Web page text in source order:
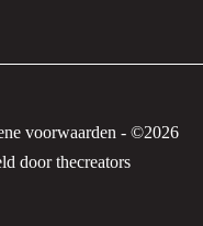
voorwaarden - ©2026
door thecreators